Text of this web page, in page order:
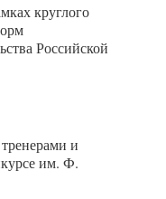
круглого
Российской
и
им. Ф.